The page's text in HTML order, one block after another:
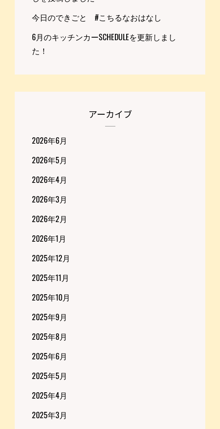
今日のできごと #こちるなおはなし
6月のキッチンカーSCHEDULEを更新しまし
た！
アーカイブ
2026年6月
2026年5月
2026年4月
2026年3月
2026年2月
2026年1月
2025年12月
2025年11月
2025年10月
2025年9月
2025年8月
2025年6月
2025年5月
2025年4月
2025年3月